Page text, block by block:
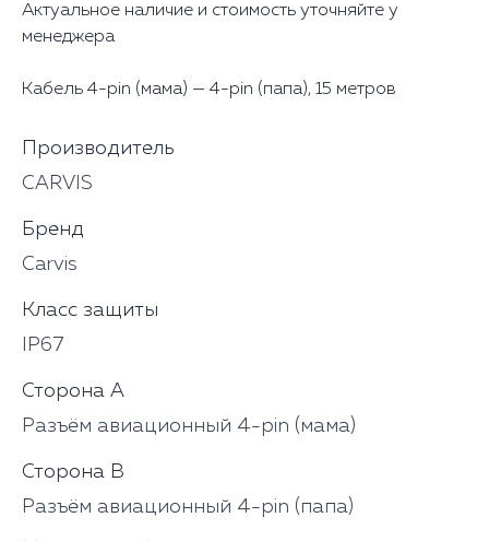
Актуальное наличие и стоимость уточняйте у
менеджера
Кабель 4-pin (мама) — 4-pin (папа), 15 метров
Производитель
CARVIS
Бренд
Carvis
Класс защиты
IP67
Сторона А
Разъём авиационный 4-pin (мама)
Сторона В
Разъём авиационный 4-pin (папа)